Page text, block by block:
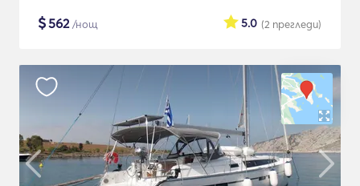
$562/нощ (2 прегледи)
5.0